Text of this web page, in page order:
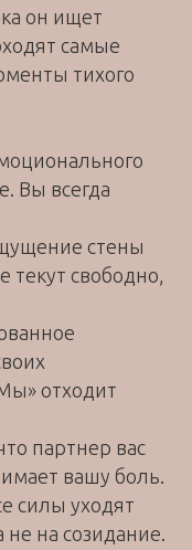
он ищет
самые
тихого
Вы всегда
стены
текут свободно,
отходит
партнер вас
вашу боль.
силы уходят
не на созидание.